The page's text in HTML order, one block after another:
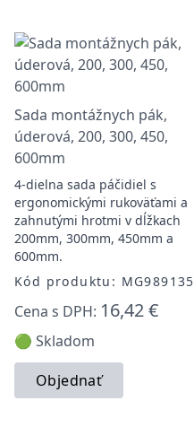
Sada montážnych pák,
úderová, 200, 300, 450,
600mm
4-dielna sada páčidiel s
ergonomickými rukoväťami a
zahnutými hrotmi v dĺžkach
200mm, 300mm, 450mm a
600mm.
Kód produktu: MG989135
Cena s DPH: 16,42 €
🟢 Skladom
Objednať